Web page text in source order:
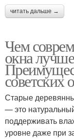
читать дальше →
Чем
окна
советских
Старые
— это
поддерживать
уровне даже при